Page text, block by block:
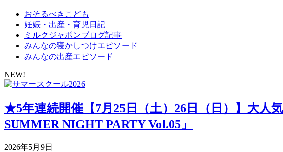
おそるべきこども
妊娠・出産・育児日記
ミルクジャポンブログ記事
みんなの寝かしつけエピソード
みんなの出産エピソード
NEW!
★5年連続開催【7月25日（土）26日（日）】大人
SUMMER NIGHT PARTY Vol.05」
2026年5月9日